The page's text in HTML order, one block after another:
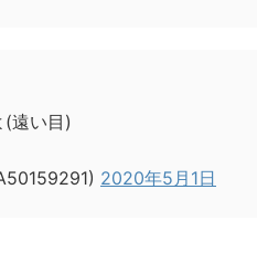
(遠い目)
2020年5月1日